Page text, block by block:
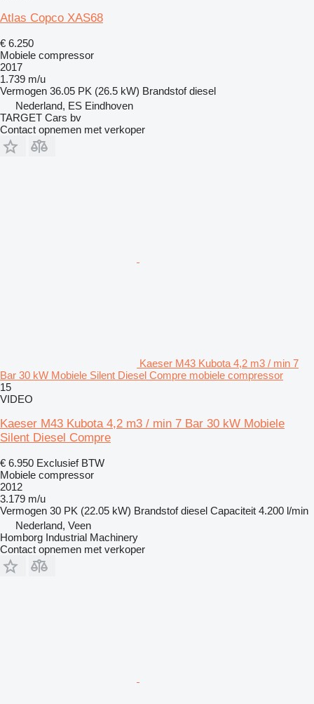
Atlas Copco XAS68
€ 6.250
Mobiele compressor
2017
1.739 m/u
Vermogen 36.05 PK (26.5 kW) Brandstof diesel
Nederland, ES Eindhoven
TARGET Cars bv
Contact opnemen met verkoper
Kaeser M43 Kubota 4,2 m3 / min 7
Bar 30 kW Mobiele Silent Diesel Compre mobiele compressor
15
VIDEO
Kaeser M43 Kubota 4,2 m3 / min 7 Bar 30 kW Mobiele
Silent Diesel Compre
€ 6.950 Exclusief BTW
Mobiele compressor
2012
3.179 m/u
Vermogen 30 PK (22.05 kW) Brandstof diesel Capaciteit 4.200 l/min
Nederland, Veen
Homborg Industrial Machinery
Contact opnemen met verkoper